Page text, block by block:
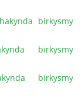
birkysmy
birkysmy
birkysmy